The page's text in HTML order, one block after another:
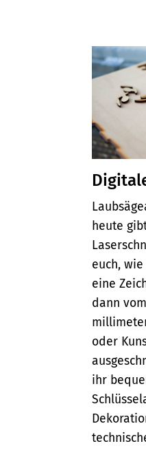
heute
euch,
eine
dann
oder
ihr